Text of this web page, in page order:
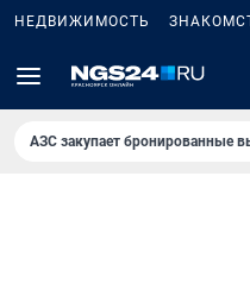
НЕДВИЖИМОСТЬ
AЗС закупает бронированные